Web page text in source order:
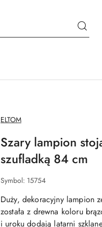
NAZWA
PRODUCENTA:
ELTOM
Szary lampion
szufladką 84 cm
Symbol: 15754
Duży, dekoracyjny lampion
została z drewna koloru
i uroku dodają latarni